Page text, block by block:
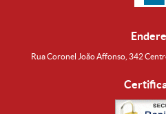
Rua Coronel João Affonso, 342